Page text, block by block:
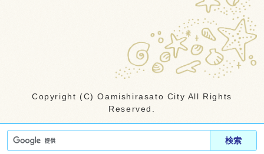
検索
Copyright (C) Oamishirasato City All Rights
Reserved.